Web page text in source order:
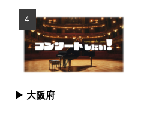
▶︎ 大阪府